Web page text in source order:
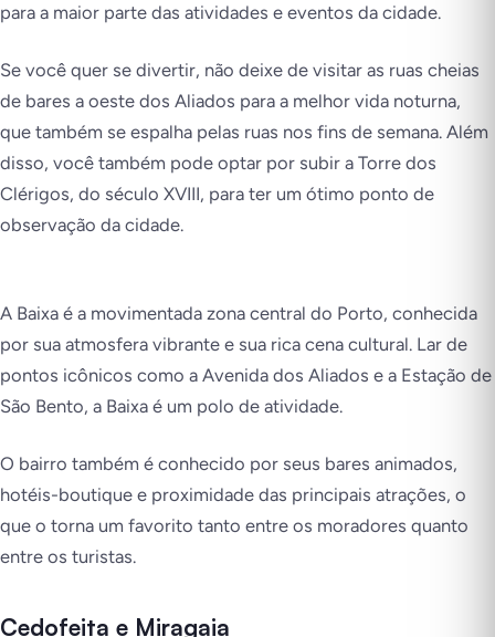
para a maior parte das atividades e eventos da cidade.
Se você quer se divertir, não deixe de visitar as ruas cheias
de bares a oeste dos Aliados para a melhor vida noturna,
que também se espalha pelas ruas nos fins de semana. Além
disso, você também pode optar por subir a Torre dos
Clérigos, do século XVIII, para ter um ótimo ponto de
observação da cidade.
A Baixa é a movimentada zona central do Porto, conhecida
por sua atmosfera vibrante e sua rica cena cultural. Lar de
pontos icônicos como a Avenida dos Aliados e a Estação de
São Bento, a Baixa é um polo de atividade.
O bairro também é conhecido por seus bares animados,
hotéis-boutique e proximidade das principais atrações, o
que o torna um favorito tanto entre os moradores quanto
entre os turistas.
Cedofeita e Miragaia